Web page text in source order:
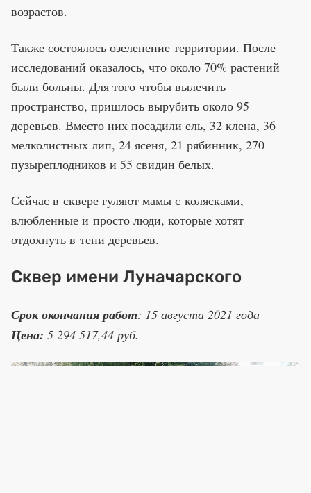
возрастов.
Также состоялось озеленение территории. После
исследований оказалось, что около 70% растений
были больны. Для того чтобы вылечить
пространство, пришлось вырубить около 95
деревьев. Вместо них посадили ель, 32 клена, 36
мелколистных лип, 24 ясеня, 21 рябинник, 270
пузыреплодников и 55 свидин белых.
Сейчас в сквере гуляют мамы с колясками,
влюбленные и просто люди, которые хотят
отдохнуть в тени деревьев.
Сквер имени Луначарского
Срок окончания работ: 15 августа 2021 года
Цена: 5 294 517,44 руб.